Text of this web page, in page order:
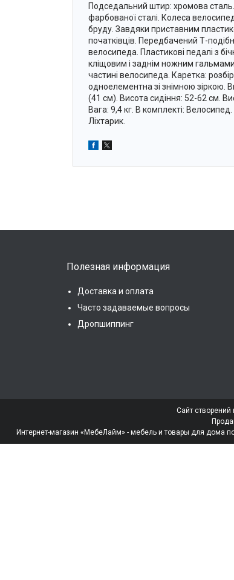
Подседальний штир: хромова
фарбованої сталі. Колеса
бруду. Завдяки приставним
початківців. Передбачений Т-
велосипеда. Пластикові педалі з
кліщовим і заднім ножним гальмами.
частині велосипеда. Каретка:
одноелементна зі знімною зіркою.
(41 см). Висота сидіння: 52-62 см.
Вага: 9,4 кг. В комплекті:
Ліхтарик.
Полезная информация
Доставка и оплата
Часто задаваемые вопросы
Дропшиппинг
Сайт створений